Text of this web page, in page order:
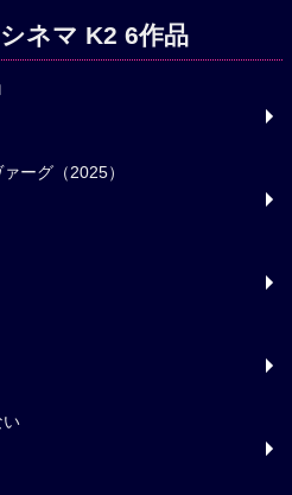
ネマ K2 6作品
ーグ（2025）
い